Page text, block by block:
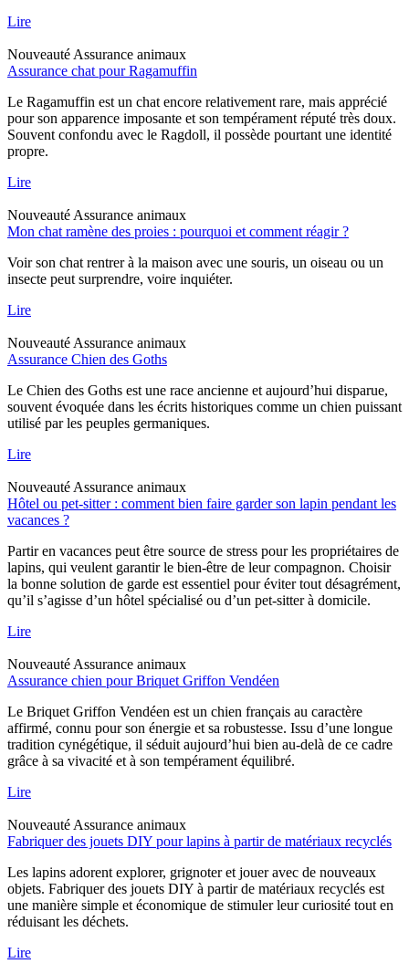
Lire
Nouveauté Assurance animaux
Assurance chat pour Ragamuffin
Le Ragamuffin est un chat encore relativement rare, mais apprécié
pour son apparence imposante et son tempérament réputé très doux.
Souvent confondu avec le Ragdoll, il possède pourtant une identité
propre.
Lire
Nouveauté Assurance animaux
Mon chat ramène des proies : pourquoi et comment réagir ?
Voir son chat rentrer à la maison avec une souris, un oiseau ou un
insecte peut surprendre, voire inquiéter.
Lire
Nouveauté Assurance animaux
Assurance Chien des Goths
Le Chien des Goths est une race ancienne et aujourd’hui disparue,
souvent évoquée dans les écrits historiques comme un chien puissant
utilisé par les peuples germaniques.
Lire
Nouveauté Assurance animaux
Hôtel ou pet-sitter : comment bien faire garder son lapin pendant les
vacances ?
Partir en vacances peut être source de stress pour les propriétaires de
lapins, qui veulent garantir le bien-être de leur compagnon. Choisir
la bonne solution de garde est essentiel pour éviter tout désagrément,
qu’il s’agisse d’un hôtel spécialisé ou d’un pet-sitter à domicile.
Lire
Nouveauté Assurance animaux
Assurance chien pour Briquet Griffon Vendéen
Le Briquet Griffon Vendéen est un chien français au caractère
affirmé, connu pour son énergie et sa robustesse. Issu d’une longue
tradition cynégétique, il séduit aujourd’hui bien au-delà de ce cadre
grâce à sa vivacité et à son tempérament équilibré.
Lire
Nouveauté Assurance animaux
Fabriquer des jouets DIY pour lapins à partir de matériaux recyclés
Les lapins adorent explorer, grignoter et jouer avec de nouveaux
objets. Fabriquer des jouets DIY à partir de matériaux recyclés est
une manière simple et économique de stimuler leur curiosité tout en
réduisant les déchets.
Lire